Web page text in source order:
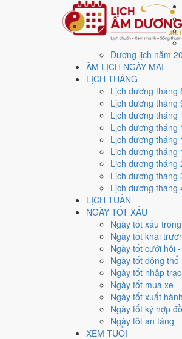
Dương lịch năm
ÂM LỊCH NGÀY MAI
LỊCH THÁNG
Lịch dương tháng
Lịch dương tháng
Lịch dương tháng
Lịch dương tháng
Lịch dương tháng
Lịch dương tháng
Lịch dương tháng
Lịch dương tháng
Lịch dương tháng
LỊCH TUẦN
NGÀY TỐT XẤU
Ngày tốt xấu
Ngày tốt khai
Ngày tốt cưới hỏi
Ngày tốt động thổ
Ngày tốt nhập
Ngày tốt mua xe
Ngày tốt xuất hành
Ngày tốt ký hợp
Ngày tốt an táng
XEM TUỔI
Trang chủ
Lịch năm 2026
Tháng 8/2026
Ngày 5/8/2026 (Tân Hợi)
Xem ngày5/
Ngày 5/8/2026 dương lịch
điểm trung bình8.9/10cho các
Ngày Dương
Ngày Âm
Tháng 8 năm 2026
Tháng 6 âm năm 2026
Ất Mùi